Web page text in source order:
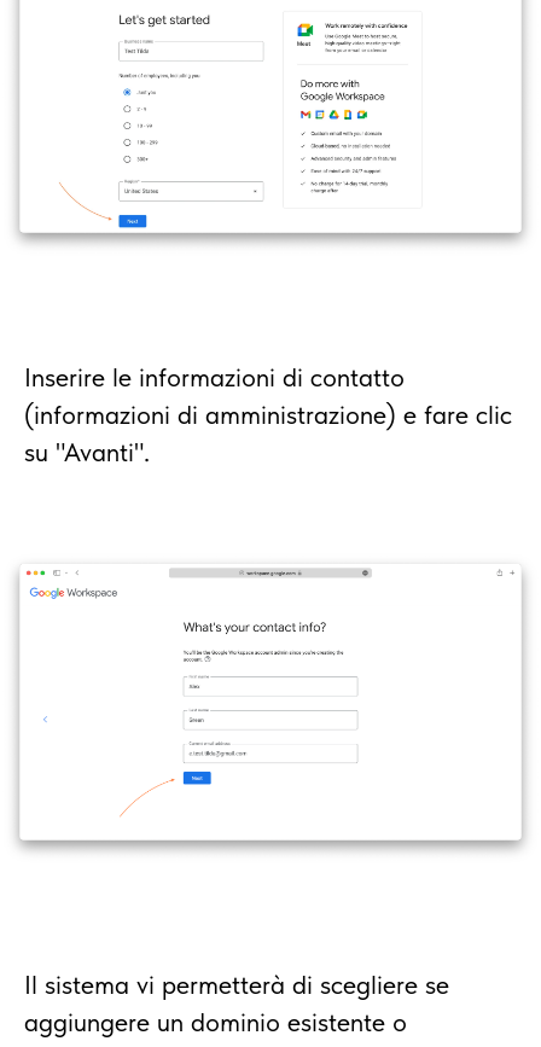
Inserire le informazioni di contatto
(informazioni di amministrazione) e fare clic
su "Avanti".
Il sistema vi permetterà di scegliere se
aggiungere un dominio esistente o